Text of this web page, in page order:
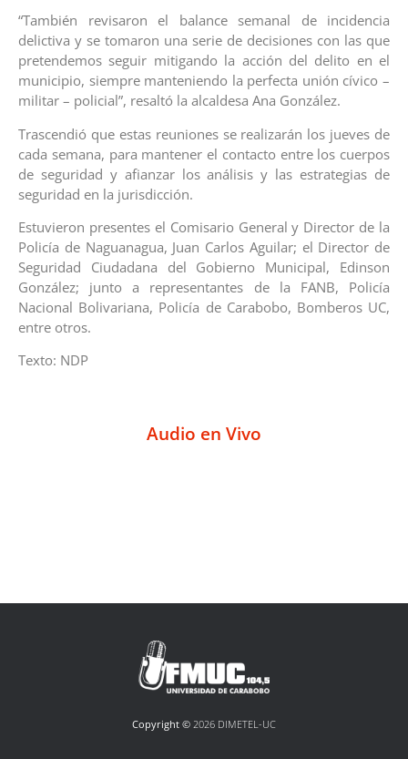
“También revisaron el balance semanal de incidencia
delictiva y se tomaron una serie de decisiones con las que
pretendemos seguir mitigando la acción del delito en el
municipio, siempre manteniendo la perfecta unión cívico –
militar – policial”, resaltó la alcaldesa Ana González.
Trascendió que estas reuniones se realizarán los jueves de
cada semana, para mantener el contacto entre los cuerpos
de seguridad y afianzar los análisis y las estrategias de
seguridad en la jurisdicción.
Estuvieron presentes el Comisario General y Director de la
Policía de Naguanagua, Juan Carlos Aguilar; el Director de
Seguridad Ciudadana del Gobierno Municipal, Edinson
González; junto a representantes de la FANB, Policía
Nacional Bolivariana, Policía de Carabobo, Bomberos UC,
entre otros.
Texto: NDP
Audio en Vivo
Copyright © 2026 DIMETEL-UC